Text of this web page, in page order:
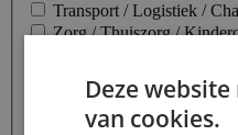
Transport / Logistiek /
Zorg / Thuiszorg /
Commercieel / Verkoop /
Promotiewerk / Hostess
Deze
van cookies.